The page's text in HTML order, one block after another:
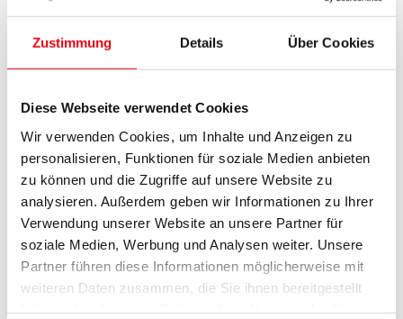
Zustimmung Details Über Cookies
Diese Webseite verwendet Cookies
Wir verwenden Cookies, um Inhalte und Anzeigen zu
personalisieren, Funktionen für soziale Medien anbieten
zu können und die Zugriffe auf unsere Website zu
analysieren. Außerdem geben wir Informationen zu Ihrer
Verwendung unserer Website an unsere Partner für
soziale Medien, Werbung und Analysen weiter. Unsere
Partner führen diese Informationen möglicherweise mit
weiteren Daten zusammen, die Sie ihnen bereitgestellt
E-Mail*
Anmelden